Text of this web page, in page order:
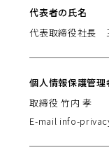
代表者の氏名
代表取締役社長
個人情報保護管理
取締役 竹内 孝
E-mail info-